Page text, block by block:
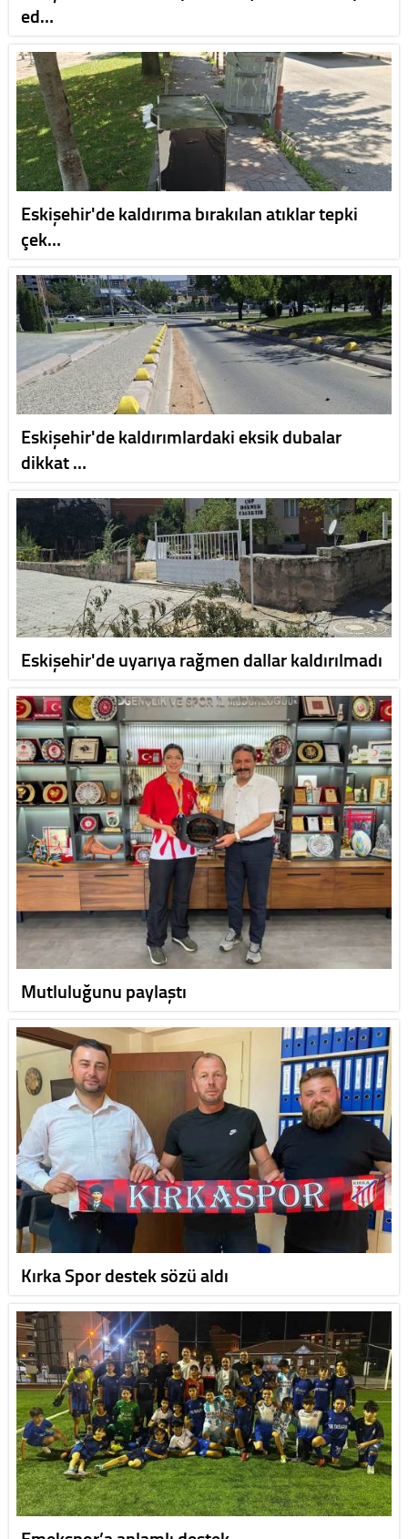
ed…
Eskişehir'de kaldırıma bırakılan atıklar tepki
çek…
Eskişehir'de kaldırımlardaki eksik dubalar
dikkat …
Eskişehir'de uyarıya rağmen dallar kaldırılmadı
Mutluluğunu paylaştı
Kırka Spor destek sözü aldı